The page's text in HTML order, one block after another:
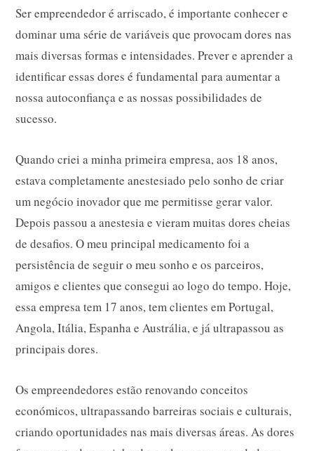
Ser empreendedor é arriscado, é importante conhecer e
dominar uma série de variáveis que provocam dores nas
mais diversas formas e intensidades. Prever e aprender a
identificar essas dores é fundamental para aumentar a
nossa autoconfiança e as nossas possibilidades de
sucesso.
Quando criei a minha primeira empresa, aos 18 anos,
estava completamente anestesiado pelo sonho de criar
um negócio inovador que me permitisse gerar valor.
Depois passou a anestesia e vieram muitas dores cheias
de desafios. O meu principal medicamento foi a
persistência de seguir o meu sonho e os parceiros,
amigos e clientes que consegui ao logo do tempo. Hoje,
essa empresa tem 17 anos, tem clientes em Portugal,
Angola, Itália, Espanha e Austrália, e já ultrapassou as
principais dores.
Os empreendedores estão renovando conceitos
económicos, ultrapassando barreiras sociais e culturais,
criando oportunidades nas mais diversas áreas. As dores